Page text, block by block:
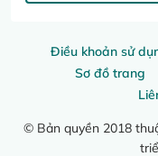
Điều khoản sử
Sơ đồ trang
© Bản quyền 2018